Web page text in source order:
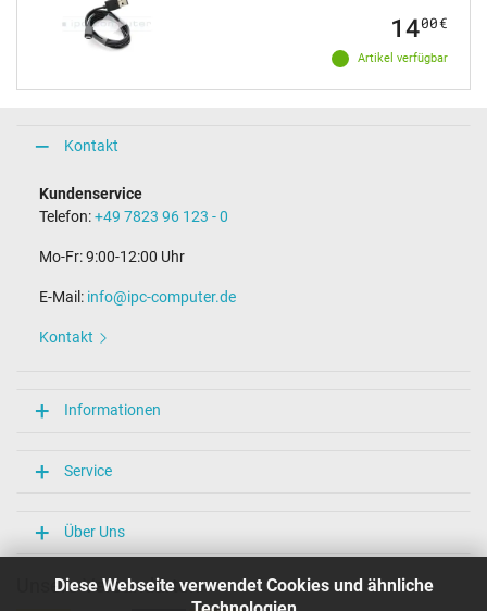
Diese Webseite verwendet Cookies und ähnliche
Besonderheiten
Unterstützt Quick Charging 2.0
inklusive passendem Ladekabel
TÜV Geprüfte Sicherheit
Kategorie
Verwendung
Artikel verfügbar
1400€
Kontakt
Kundenservice
Telefon:+49 7823 96 123 - 0
Mo-Fr: 9:00-12:00 Uhr
E-Mail: info@ipc-computer.de
Kontakt
Informationen
Service
Über Uns
Unsere Versandarten